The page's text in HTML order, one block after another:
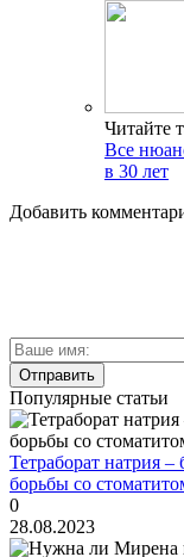
Читайте
Все
в 30 лет
Добавить
Популярные статьи
Тетраборат натрия
борьбы со
0
28.08.2023